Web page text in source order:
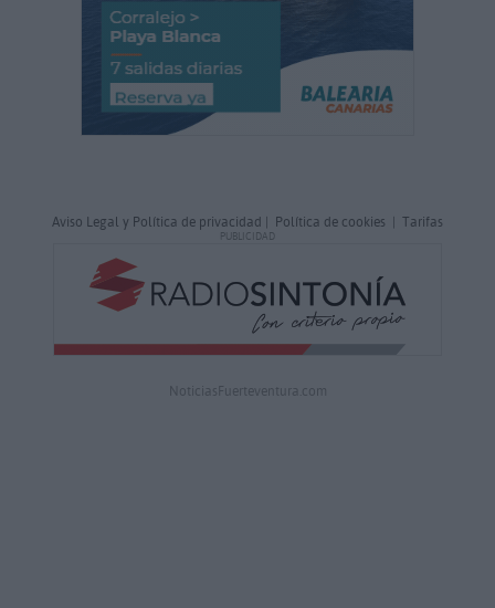
Aviso Legal y Política de privacidad | Política de cookies | Tarifas
PUBLICIDAD
NoticiasFuerteventura.com